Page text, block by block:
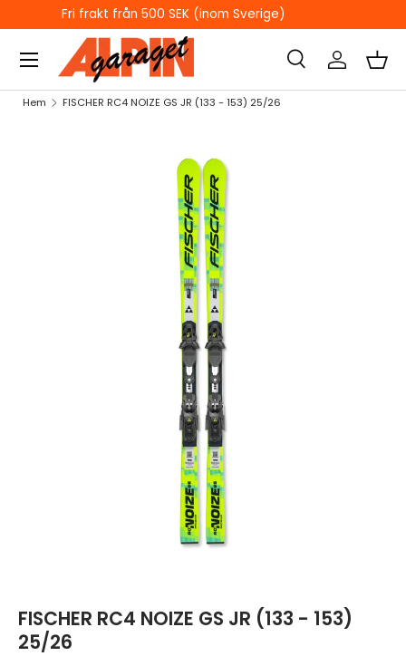
HOPPA TILL INNEHÅLL
ÖPPETTIDER I BUTIKEN
Sök
Sök
Sök Logga inKorg
Hem FISCHER RC4 NOIZE GS JR (133 - 153) 25/26
HOPPA TILL PRODUKTINFORMATION
FISCHER RC4 NOIZE GS JR (133 - 153)
25/26